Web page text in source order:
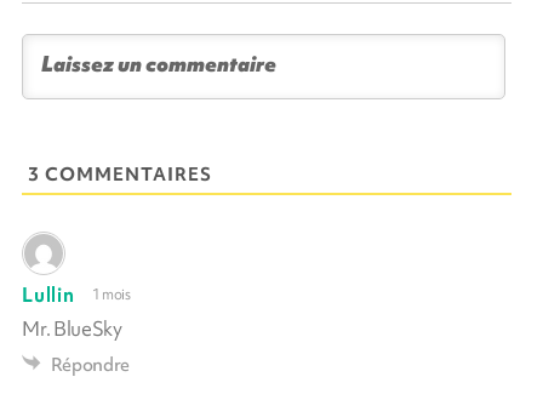
3 COMMENTAIRES
Lullin 1 mois
Mr. BlueSky
Répondre